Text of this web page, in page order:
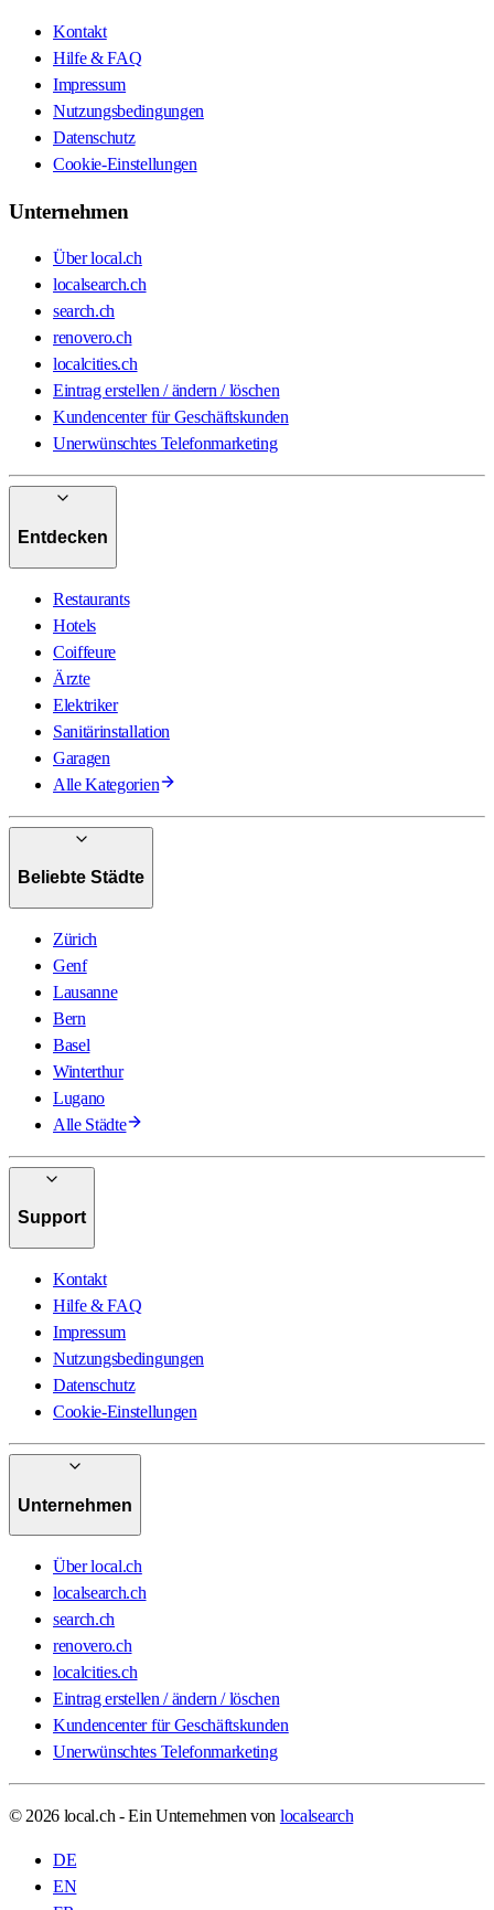
Kontakt
Hilfe & FAQ
Impressum
Nutzungsbedingungen
Datenschutz
Cookie-Einstellungen
Unternehmen
Über local.ch
localsearch.ch
search.ch
renovero.ch
localcities.ch
Eintrag erstellen / ändern / löschen
Kundencenter für Geschäftskunden
Unerwünschtes Telefonmarketing
Entdecken
Restaurants
Hotels
Coiffeure
Ärzte
Elektriker
Sanitärinstallation
Garagen
Alle Kategorien
Beliebte Städte
Zürich
Genf
Lausanne
Bern
Basel
Winterthur
Lugano
Alle Städte
Support
Kontakt
Hilfe & FAQ
Impressum
Nutzungsbedingungen
Datenschutz
Cookie-Einstellungen
Unternehmen
Über local.ch
localsearch.ch
search.ch
renovero.ch
localcities.ch
Eintrag erstellen / ändern / löschen
Kundencenter für Geschäftskunden
Unerwünschtes Telefonmarketing
© 2026 local.ch - Ein Unternehmen von localsearch
DE
EN